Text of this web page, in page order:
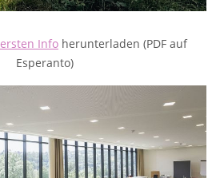
ersten Info herunterladen (PDF auf
Esperanto)